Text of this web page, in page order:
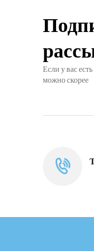
Если у вас
можно скорее